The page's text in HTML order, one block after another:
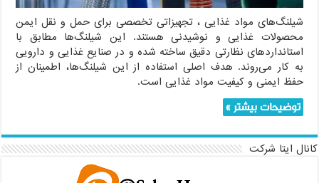
شیلنگ‌های مواد غذایی ، تجهیزاتی تخصصی برای حمل و نقل ایمن
محصولات غذایی و نوشیدنی هستند. این شیلنگ‌ها مطابق با
استانداردهای نظارتی دقیق ساخته شده و در صنایع غذایی و دارویی
به کار می‌روند. هدف اصلی استفاده از این شیلنگ‌ها، اطمینان از
حفظ ایمنی و کیفیت مواد غذایی است.
توضیحات بیشتر »
کانال ایتا شرکت